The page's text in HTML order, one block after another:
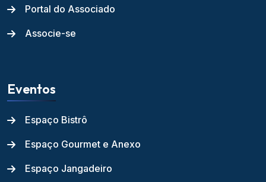
Portal do Associado
Associe-se
Eventos
Espaço Bistrô
Espaço Gourmet e Anexo
Espaço Jangadeiro